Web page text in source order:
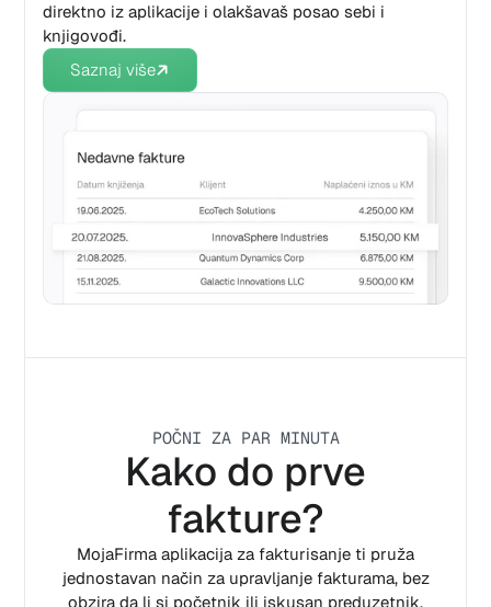
direktno iz aplikacije i olakšavaš posao sebi i
knjigovođi.
Saznaj više
POČNI ZA PAR MINUTA
Kako do prve
fakture?
MojaFirma aplikacija za fakturisanje ti pruža
jednostavan način za upravljanje fakturama, bez
obzira da li si početnik ili iskusan preduzetnik.